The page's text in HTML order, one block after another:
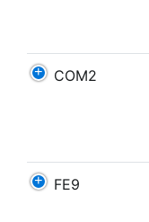
COM2
FE9